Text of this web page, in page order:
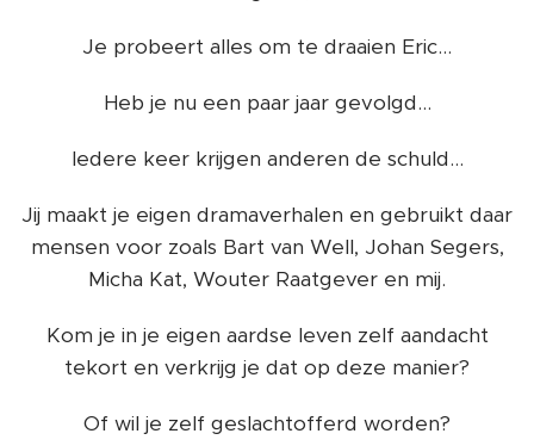
Je probeert alles om te draaien Eric...
Heb je nu een paar jaar gevolgd...
Iedere keer krijgen anderen de schuld...
Jij maakt je eigen dramaverhalen en gebruikt daar
mensen voor zoals Bart van Well, Johan Segers,
Micha Kat, Wouter Raatgever en mij.
Kom je in je eigen aardse leven zelf aandacht
tekort en verkrijg je dat op deze manier?
Of wil je zelf geslachtofferd worden?